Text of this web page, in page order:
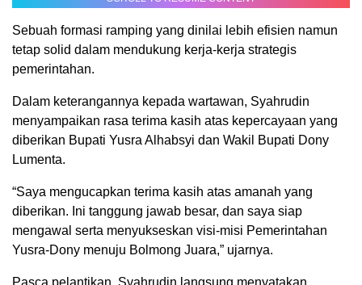
Sebuah formasi ramping yang dinilai lebih efisien namun
tetap solid dalam mendukung kerja-kerja strategis
pemerintahan.
Dalam keterangannya kepada wartawan, Syahrudin
menyampaikan rasa terima kasih atas kepercayaan yang
diberikan Bupati Yusra Alhabsyi dan Wakil Bupati Dony
Lumenta.
“Saya mengucapkan terima kasih atas amanah yang
diberikan. Ini tanggung jawab besar, dan saya siap
mengawal serta menyukseskan visi-misi Pemerintahan
Yusra-Dony menuju Bolmong Juara,” ujarnya.
Pasca pelantikan, Syahrudin langsung menyatakan